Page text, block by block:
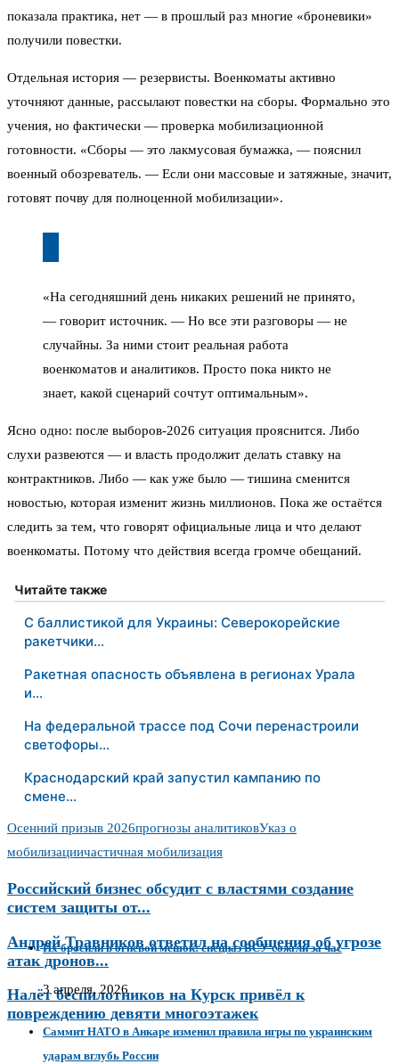
показала практика, нет — в прошлый раз многие «броневики»
получили повестки.
Отдельная история — резервисты. Военкоматы активно
уточняют данные, рассылают повестки на сборы. Формально это
учения, но фактически — проверка мобилизационной
готовности. «Сборы — это лакмусовая бумажка, — пояснил
военный обозреватель. — Если они массовые и затяжные, значит,
готовят почву для полноценной мобилизации».
«На сегодняшний день никаких решений не принято,
— говорит источник. — Но все эти разговоры — не
случайны. За ними стоит реальная работа
военкоматов и аналитиков. Просто пока никто не
знает, какой сценарий сочтут оптимальным».
Ясно одно: после выборов-2026 ситуация прояснится. Либо
слухи развеются — и власть продолжит делать ставку на
контрактников. Либо — как уже было — тишина сменится
новостью, которая изменит жизнь миллионов. Пока же остаётся
следить за тем, что говорят официальные лица и что делают
военкоматы. Потому что действия всегда громче обещаний.
Читайте также
С баллистикой для Украины: Северокорейские
ракетчики…
Ракетная опасность объявлена в регионах Урала
и…
На федеральной трассе под Сочи перенастроили
светофоры…
Краснодарский край запустил кампанию по
смене…
Осенний призыв 2026прогнозы аналитиковУказ о
мобилизациичастичная мобилизация
Российский бизнес обсудит с властями создание
систем защиты от...
Андрей Травников ответил на сообщения об угрозе
атак дронов...
Налёт беспилотников на Курск привёл к
повреждению девяти многоэтажек
Их бросили в огневой мешок: спецназ ВСУ сожгли за час
3 апреля, 2026
Саммит НАТО в Анкаре изменил правила игры по украинским
ударам вглубь России